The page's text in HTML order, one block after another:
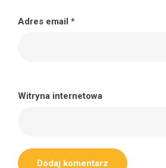
Adres email *
Witryna internetowa